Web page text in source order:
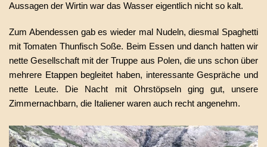
Aussagen der Wirtin war das Wasser eigentlich nicht so kalt.
Zum Abendessen gab es wieder mal Nudeln, diesmal Spaghetti
mit Tomaten Thunfisch Soße. Beim Essen und danch hatten wir
nette Gesellschaft mit der Truppe aus Polen, die uns schon über
mehrere Etappen begleitet haben, interessante Gespräche und
nette Leute. Die Nacht mit Ohrstöpseln ging gut, unsere
Zimmernachbarn, die Italiener waren auch recht angenehm.